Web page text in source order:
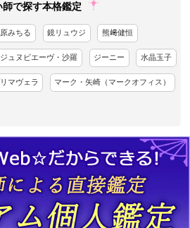
師で探す本格鑑定
みちる 鏡リュウジ 熊﨑健恒
ジュヌビエーヴ・沙羅 ジーニー 水晶玉子
マヴェラ マーク・矢崎（マークオフィス）